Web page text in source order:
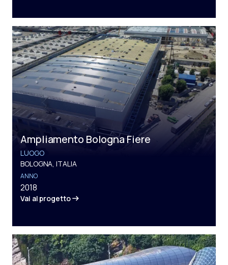
Ampliamento Bologna Fiere
LUOGO
BOLOGNA, ITALIA
ANNO
2018
Vai al progetto